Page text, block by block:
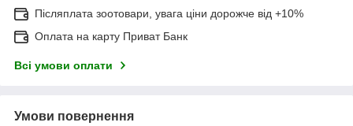
Післяплата зоотовари, увага ціни дорожче від +10%
Оплата на карту Приват Банк
Всі умови оплати
Умови повернення